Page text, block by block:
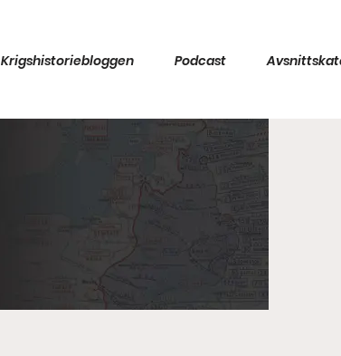
Krigshistoriebloggen Podcast